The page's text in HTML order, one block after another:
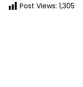
Post Views: 1,305